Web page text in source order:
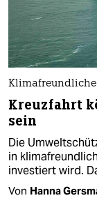
Kreuzfahrt
sein
Die
in
investiert wird.
Von Hanna